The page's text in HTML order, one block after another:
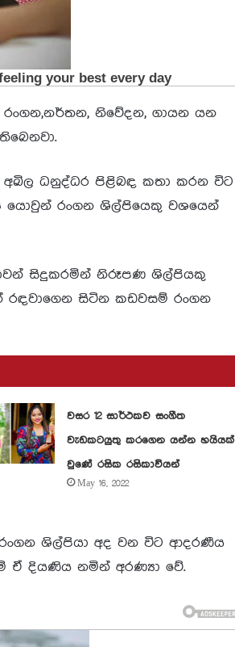
නිවේදන, ගායන යන
ධනුද්ධර පිළිබඳ කතා කරන විට
යොවුන් රංගන ශිල්පියෙකු වශයෙන්
සිදුකරමින් නිරූපණ ශිල්පියකු
සිටින කඩවසම් රංගන
වසර 12 සාර්ථකව සංගීත
වැඩකටයුතු කරගෙන යන්න හයියක්
වුණේ රසික රසිකාවියන්
May 16, 2022
ශිල්පියා අද වන විට ආදරණීය
ඒ දියණිය නමින් අරණ්‍යා වේ.